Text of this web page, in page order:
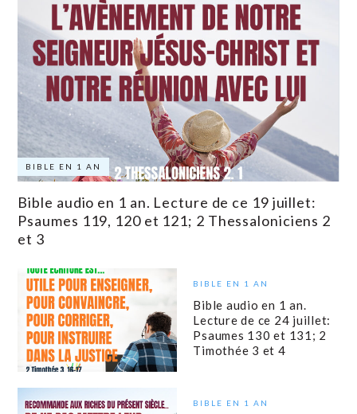
BIBLE EN 1 AN
Bible audio en 1 an. Lecture de ce 19 juillet:
Psaumes 119, 120 et 121; 2 Thessaloniciens 2
et 3
BIBLE EN 1 AN
Bible audio en 1 an.
Lecture de ce 24 juillet:
Psaumes 130 et 131; 2
Timothée 3 et 4
BIBLE EN 1 AN